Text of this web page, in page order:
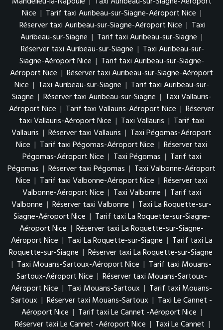
Nice | Tarif taxi Auribeau-sur-Siagne-Aéroport Nice |
Réserver taxi Auribeau-sur-Siagne-Aéroport Nice | Taxi
Auribeau-sur-Siagne | Tarif taxi Auribeau-sur-Siagne |
Réserver taxi Auribeau-sur-Siagne | Taxi Auribeau-sur-
Siagne-Aéroport Nice | Tarif taxi Auribeau-sur-Siagne-
Aéroport Nice | Réserver taxi Auribeau-sur-Siagne-Aéroport
Nice | Taxi Auribeau-sur-Siagne | Tarif taxi Auribeau-sur-
Siagne | Réserver taxi Auribeau-sur-Siagne | Taxi Vallauris-
Aéroport Nice | Tarif taxi Vallauris-Aéroport Nice | Réserver
taxi Vallauris-Aéroport Nice | Taxi Vallauris | Tarif taxi
Vallauris | Réserver taxi Vallauris | Taxi Pégomas-Aéroport
Nice | Tarif taxi Pégomas-Aéroport Nice | Réserver taxi
Pégomas-Aéroport Nice | Taxi Pégomas | Tarif taxi
Pégomas | Réserver taxi Pégomas | Taxi Valbonne-Aéroport
Nice | Tarif taxi Valbonne-Aéroport Nice | Réserver taxi
Valbonne-Aéroport Nice | Taxi Valbonne | Tarif taxi
Valbonne | Réserver taxi Valbonne | Taxi La Roquette-sur-
Siagne-Aéroport Nice | Tarif taxi La Roquette-sur-Siagne-
Aéroport Nice | Réserver taxi La Roquette-sur-Siagne-
Aéroport Nice | Taxi La Roquette-sur-Siagne | Tarif taxi La
Roquette-sur-Siagne | Réserver taxi La Roquette-sur-Siagne
| Taxi Mouans-Sartoux-Aéroport Nice | Tarif taxi Mouans-
Sartoux-Aéroport Nice | Réserver taxi Mouans-Sartoux-
Aéroport Nice | Taxi Mouans-Sartoux | Tarif taxi Mouans-
Sartoux | Réserver taxi Mouans-Sartoux | Taxi Le Cannet -
Aéroport Nice | Tarif taxi Le Cannet -Aéroport Nice |
Réserver taxi Le Cannet -Aéroport Nice | Taxi Le Cannet |